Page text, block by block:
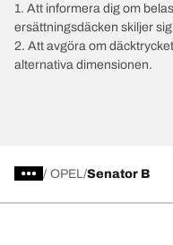
1. Att informera dig om
ersättningsdäcken skiljer
2. Att avgöra om
alternativa dimensionen.
/ OPEL Senator B